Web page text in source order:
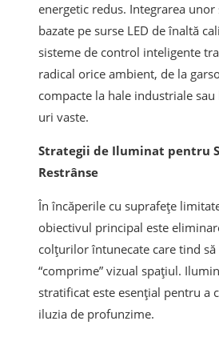
energetic redus. Integrarea
bazate pe surse LED de înaltă
sisteme de control inteligente
radical orice ambient, de la
compacte la hale industriale
uri vaste.
Strategii de Iluminat pentru
Restrânse
În încăperile cu suprafețe
obiectivul principal este
colțurilor întunecate care tind să
“comprime” vizual spațiul.
stratificat este esențial pentru a
iluzia de profunzime.